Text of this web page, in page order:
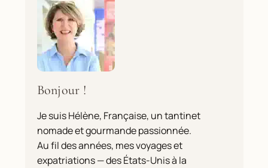
Bonjour !
Je suis Hélène, Française, un tantinet
nomade et gourmande passionnée.
Au fil des années, mes voyages et
expatriations — des États-Unis à la